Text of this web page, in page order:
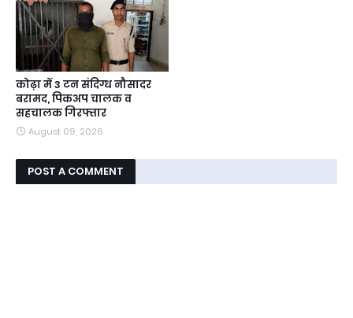
कोढ़ा में 3 टन संदिग्ध नौसादर
बरामद, पिकअप चालक व
सहचालक गिरफ्तार
August 09, 2026
POST A COMMENT